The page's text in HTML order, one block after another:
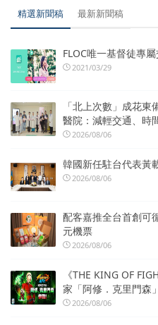
精選新聞稿 最新新聞稿
FLOC唯一基督徒專
2021/03/29
「北上次數」成花
醫院：減輕交通、時
2026/08/06
韓國新任駐台代表黃
2026/08/06
配客嘉推全台首創可
元機票
2026/08/06
《THE KING OF
家「阿修．克里門森
2026/08/06